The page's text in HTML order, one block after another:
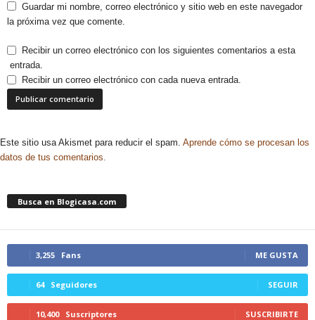
Guardar mi nombre, correo electrónico y sitio web en este navegador
la próxima vez que comente.
Recibir un correo electrónico con los siguientes comentarios a esta
entrada.
Recibir un correo electrónico con cada nueva entrada.
Este sitio usa Akismet para reducir el spam. Aprende cómo se procesan los
datos de tus comentarios.
Busca en Blogicasa.com
3,255 Fans ME GUSTA
64 Seguidores SEGUIR
10,400 Suscriptores SUSCRIBIRTE